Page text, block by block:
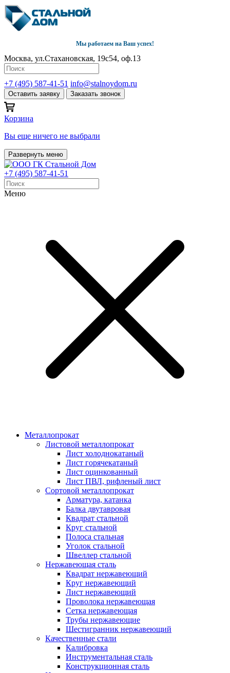
Мы работаем на Ваш успех!
Москва, ул.Стахановская, 19с54, оф.13
+7 (495) 587-41-51 info@stalnoydom.ru
Оставить заявку Заказать звонок
Корзина
Вы еще ничего не выбрали
Развернуть меню
+7 (495) 587-41-51
Меню
Металлопрокат
Листовой металлопрокат
Лист холоднокатаный
Лист горячекатаный
Лист оцинкованный
Лист ПВЛ, рифленый лист
Сортовой металлопрокат
Арматура, катанка
Балка двутавровая
Квадрат стальной
Круг стальной
Полоса стальная
Уголок стальной
Швеллер стальной
Нержавеющая сталь
Квадрат нержавеющий
Круг нержавеющий
Лист нержавеющий
Проволока нержавеющая
Сетка нержавеющая
Трубы нержавеющие
Шестигранник нержавеющий
Качественные стали
Калибровка
Инструментальная сталь
Конструкционная сталь